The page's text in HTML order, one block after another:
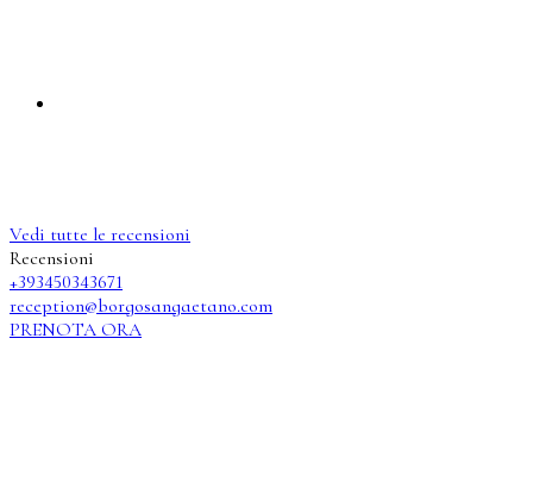
Vedi tutte le recensioni
Recensioni
+393450343671
reception@borgosangaetano.com
PRENOTA ORA